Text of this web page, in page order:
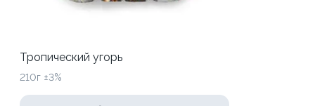
Тропический угорь
210г ±3%